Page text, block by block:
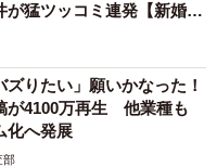
が猛ツッコミ連発【新婚さ
ズりたい」願いかなった！
が4100万再生 他業種も
化へ発展
部